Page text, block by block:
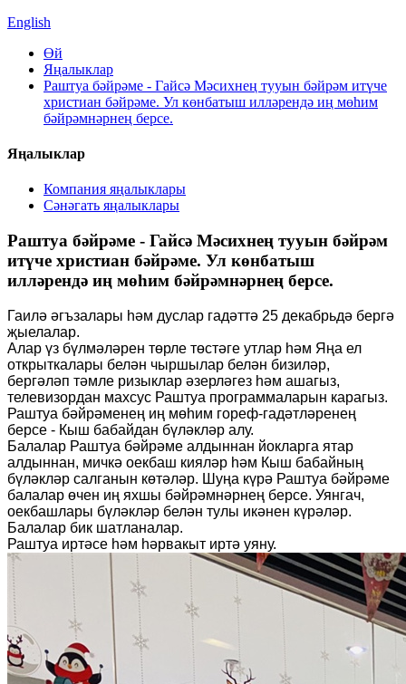
English
Өй
Яңалыклар
Раштуа бәйрәме - Гайсә Мәсихнең тууын бәйрәм итүче
христиан бәйрәме. Ул көнбатыш илләрендә иң мөһим
бәйрәмнәрнең берсе.
Яңалыклар
Компания яңалыклары
Сәнәгать яңалыклары
Раштуа бәйрәме - Гайсә Мәсихнең тууын бәйрәм
итүче христиан бәйрәме. Ул көнбатыш
илләрендә иң мөһим бәйрәмнәрнең берсе.
Гаилә әгъзалары һәм дуслар гадәттә 25 декабрьдә бергә
җыелалар.
Алар үз бүлмәләрен төрле төстәге утлар һәм Яңа ел
открыткалары белән чыршылар белән бизиләр,
бергәләп тәмле ризыклар әзерләгез һәм ашагыз,
телевизордан махсус Раштуа программаларын карагыз.
Раштуа бәйрәменең иң мөһим гореф-гадәтләренең
берсе - Кыш бабайдан бүләкләр алу.
Балалар Раштуа бәйрәме алдыннан йокларга ятар
алдыннан, мичкә оекбаш кияләр һәм Кыш бабайның
бүләкләр салганын көтәләр. Шуңа күрә Раштуа бәйрәме
балалар өчен иң яхшы бәйрәмнәрнең берсе. Уянгач,
оекбашлары бүләкләр белән тулы икәнен күрәләр.
Балалар бик шатланалар.
Раштуа иртәсе һәм һәрвакыт иртә уяну.